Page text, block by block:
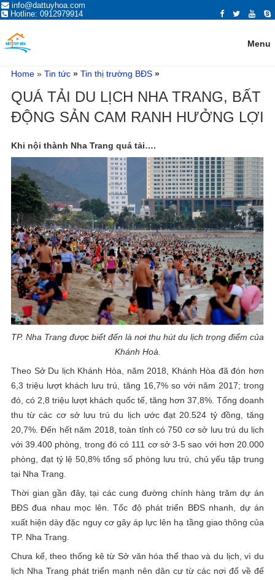
info@dattuyhoa.com
Hotline: 0912979914
ĐĂNG TIN MUA BÁN NHÀ ĐẤT,
PHÚ YÊN
Trang đăng tin mua bán nhà đất Tuy Hòa Phú Yên 2021 chính chủ, giá tốt,
vị trí đẹp, đường rộng. Mua bán nhà đất ở Tuy Hòa, Phú Yên có giấy tờ
sổ hồng đỏ, đất ven biển, hướng đông, tây, nam, bắc...
Menu
Home» Tin tức » Tin thị trường BĐS »
QUÁ TẢI DU LỊCH NHA TRANG, BẤT
ĐỘNG SẢN CAM RANH HƯỞNG LỢI
Khi nội thành Nha Trang quá tải….
TP. Nha Trang được biết đến là nơi thu hút du lịch trọng điểm của
Khánh Hoà.
Theo Sở Du lịch Khánh Hòa, năm 2018, Khánh Hòa đã đón hơn
6,3 triệu lượt khách lưu trú, tăng 16,7% so với năm 2017; trong
đó, có 2,8 triệu lượt khách quốc tế, tăng hơn 37,8%. Tổng doanh
thu từ các cơ sở lưu trú du lịch ước đạt 20.524 tỷ đồng, tăng
20,7%. Đến hết năm 2018, toàn tỉnh có 750 cơ sở lưu trú du lịch
với 39.400 phòng, trong đó có 111 cơ sở 3-5 sao với hơn 20.000
phòng, đạt tỷ lệ 50,8% tổng số phòng lưu trú, chủ yếu tập trung
tại Nha Trang.
Thời gian gần đây, tại các cung đường chính hàng trăm dự án
BĐS đua nhau mọc lên. Tốc độ phát triển BĐS nhanh, dự án
xuất hiện dày đặc nguy cơ gây áp lực lên hạ tầng giao thông của
TP. Nha Trang.
Chưa kể, theo thống kê từ Sở văn hóa thể thao và du lịch, vì du
lịch Nha Trang phát triển mạnh nên dân cư từ các nơi đổ về để